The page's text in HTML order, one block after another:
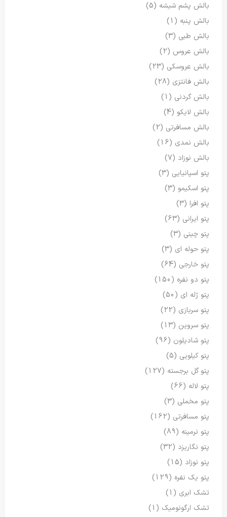
بالش پشم شیشه (5)
بالش پنبه (1)
بالش طبی (3)
بالش عروس (2)
بالش عروسکی (23)
بالش فانتزی (28)
بالش گردنی (1)
بالش لایکو (4)
بالش مسافرتی (2)
بالش نمدی (16)
بالش نوزاد (7)
پتو اسپانیایی (3)
پتو اسکیمو (3)
پتو افرا (3)
پتو ایرانی (63)
پتو چینی (3)
پتو حوله ای (3)
پتو خارجی (64)
پتو دو نفره (150)
پتو ژله ای (50)
پتو سربازی (22)
پتو سروین (13)
پتو شادیلون (96)
پتو کیلویی (5)
پتو گل برجسته (127)
پتو لاله (66)
پتو مخملی (3)
پتو مسافرتی (162)
پتو نرمینه (89)
پتو نگاریزد (32)
پتو نوزاد (15)
پتو یک نفره (129)
تشک ابری (1)
تشک ارگونومیک (1)